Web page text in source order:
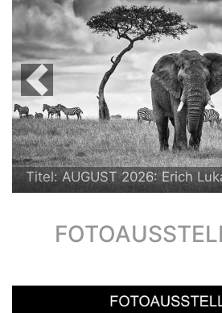
Titel: AUGUST 2026: Erich
Previous